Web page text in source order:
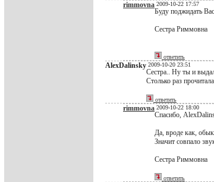
rimmovna 2009-10-22 17:57
Буду поджидать
Сестра Риммовна
ответить
AlexDalinsky 2009-10-20 23:51
Сестра.. Ну ты и
Столько раз
ответить
rimmovna 2009-10-22 18:00
Спасибо,
Да, вроде как,
Значит совпало
Сестра Риммовна
ответить